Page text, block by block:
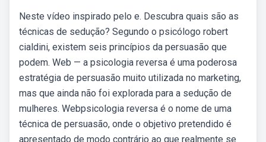
Neste vídeo inspirado pelo e. Descubra quais são as
técnicas de sedução? Segundo o psicólogo robert
cialdini, existem seis princípios da persuasão que
podem. Web — a psicologia reversa é uma poderosa
estratégia de persuasão muito utilizada no marketing,
mas que ainda não foi explorada para a sedução de
mulheres. Webpsicologia reversa é o nome de uma
técnica de persuasão, onde o objetivo pretendido é
apresentado de modo contrário ao que realmente se